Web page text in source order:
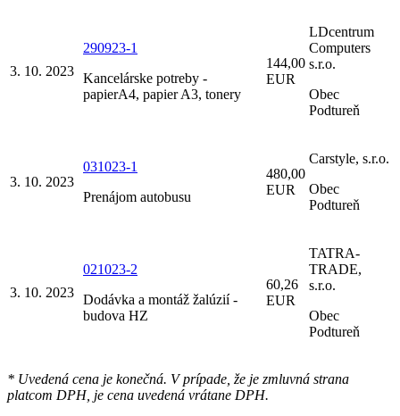
3. 10. 2023
290923-1
Kancelárske potreby -
papierA4, papier A3, tonery
144,00
EUR
LDcentrum
Computers
s.r.o.
Obec
Podtureň
3. 10. 2023
031023-1
Prenájom autobusu
480,00
EUR
Carstyle, s.r.o.
Obec
Podtureň
3. 10. 2023
021023-2
Dodávka a montáž žalúzií -
budova HZ
60,26
EUR
TATRA-
TRADE,
s.r.o.
Obec
Podtureň
* Uvedená cena je konečná. V prípade, že je zmluvná strana
platcom DPH, je cena uvedená vrátane DPH.